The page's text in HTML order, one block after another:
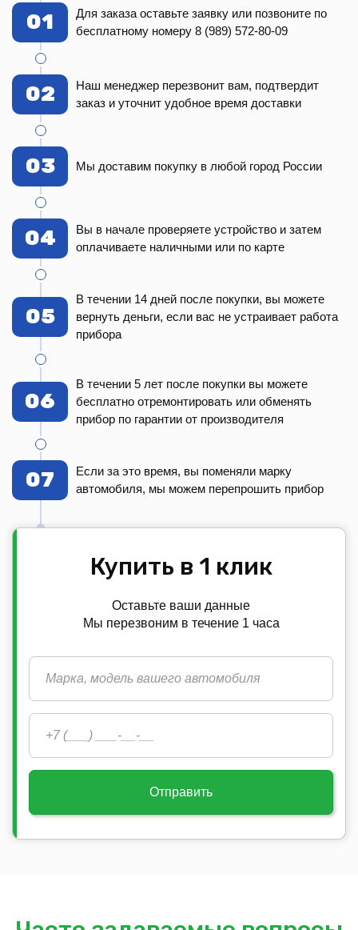
01
Для заказа оставьте заявку или позвоните по
бесплатному номеру 8 (989) 572-80-09
02
Наш менеджер перезвонит вам, подтвердит
заказ и уточнит удобное время доставки
03 Мы доставим покупку в любой город России
04
Вы в начале проверяете устройство и затем
оплачиваете наличными или по карте
05
В течении 14 дней после покупки, вы можете
вернуть деньги, если вас не устраивает работа
прибора
06
В течении 5 лет после покупки вы можете
бесплатно отремонтировать или обменять
прибор по гарантии от производителя
07
Если за это время, вы поменяли марку
автомобиля, мы можем перепрошить прибор
Купить в 1 клик
Оставьте ваши данные
Мы перезвоним в течение 1 часа
Отправить